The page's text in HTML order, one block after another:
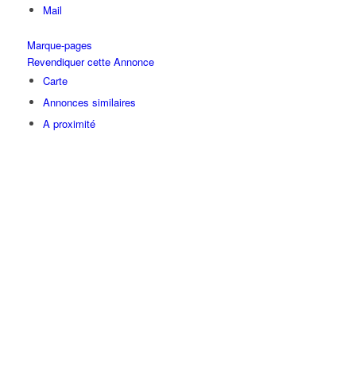
Mail
Marque-pages
Revendiquer cette Annonce
Carte
Annonces similaires
A proximité